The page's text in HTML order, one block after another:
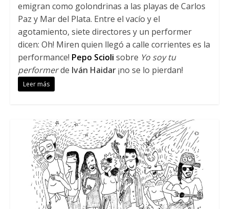
emigran como golondrinas a las playas de Carlos
Paz y Mar del Plata. Entre el vacío y el
agotamiento, siete directores y un performer
dicen: Oh! Miren quien llegó a calle corrientes es la
performance! Pepo Scioli sobre Yo soy tu
performerde Iván Haidar¡no se lo pierdan!
Leer más